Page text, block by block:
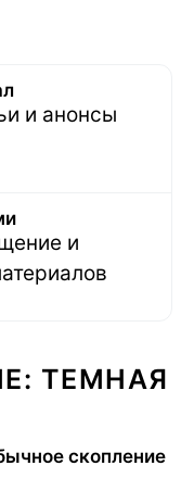
и анонсы
и
ТЕМНАЯ
скопление